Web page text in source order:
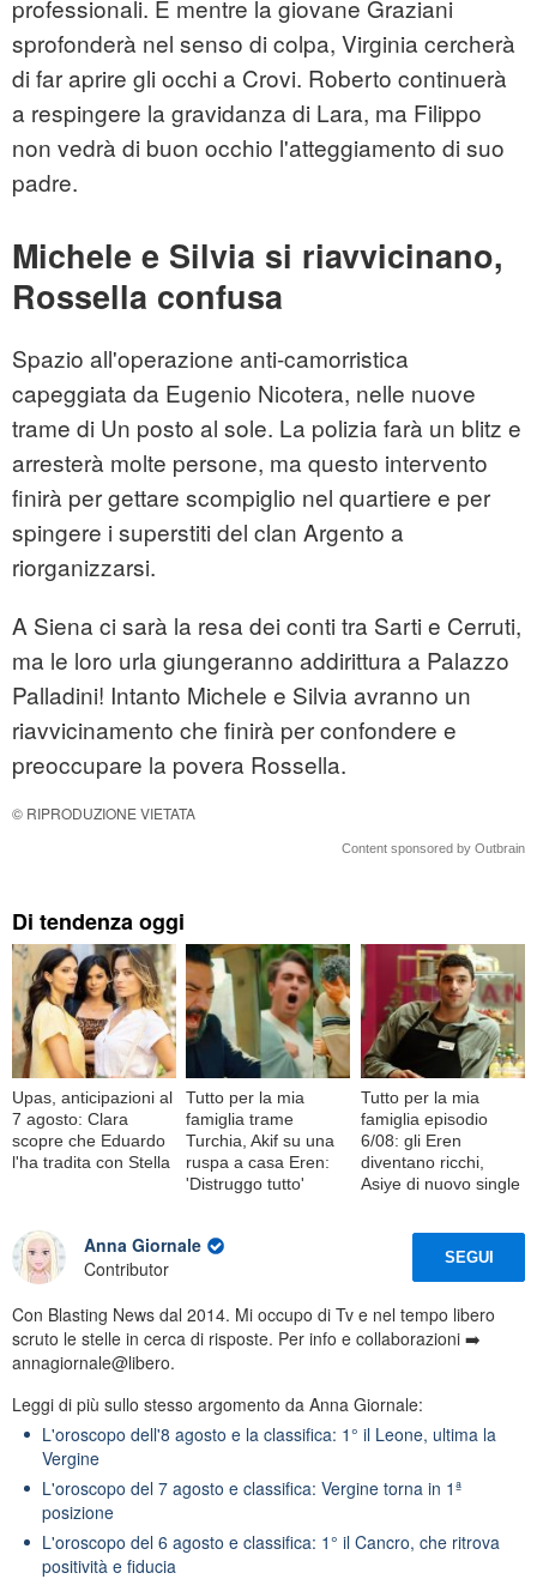
professionali. E mentre la giovane Graziani
sprofonderà nel senso di colpa, Virginia cercherà
di far aprire gli occhi a Crovi. Roberto continuerà
a respingere la gravidanza di Lara, ma Filippo
non vedrà di buon occhio l'atteggiamento di suo
padre.
Michele e Silvia si riavvicinano,
Rossella confusa
Spazio all'operazione anti-camorristica
capeggiata da Eugenio Nicotera, nelle nuove
trame di Un posto al sole. La polizia farà un blitz e
arresterà molte persone, ma questo intervento
finirà per gettare scompiglio nel quartiere e per
spingere i superstiti del clan Argento a
riorganizzarsi.
A Siena ci sarà la resa dei conti tra Sarti e Cerruti,
ma le loro urla giungeranno addirittura a Palazzo
Palladini! Intanto Michele e Silvia avranno un
riavvicinamento che finirà per confondere e
preoccupare la povera Rossella.
© RIPRODUZIONE VIETATA
Content sponsored by Outbrain
Di tendenza oggi
Upas, anticipazioni al
7 agosto: Clara
scopre che Eduardo
l'ha tradita con Stella
Tutto per la mia
famiglia trame
Turchia, Akif su una
ruspa a casa Eren:
'Distruggo tutto'
Tutto per la mia
famiglia episodio
6/08: gli Eren
diventano ricchi,
Asiye di nuovo single
Anna Giornale
Contributor
SEGUI
Con Blasting News dal 2014. Mi occupo di Tv e nel tempo libero
scruto le stelle in cerca di risposte. Per info e collaborazioni ➡️
annagiornale@libero.
Leggi di più sullo stesso argomento da Anna Giornale:
L'oroscopo dell'8 agosto e la classifica: 1° il Leone, ultima la
Vergine
L'oroscopo del 7 agosto e classifica: Vergine torna in 1ª
posizione
L'oroscopo del 6 agosto e classifica: 1° il Cancro, che ritrova
positività e fiducia